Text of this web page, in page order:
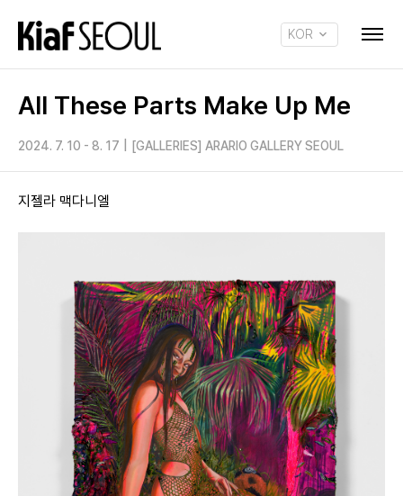
KOR
All These Parts Make Up Me
2024. 7. 10 - 8. 17 [GALLERIES] ARARIO GALLERY SEOUL
지젤라 맥다니엘